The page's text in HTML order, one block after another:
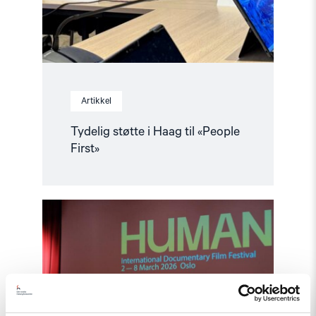
Artikkel
Tydelig støtte i Haag til «People
First»
article
indre
fienden"